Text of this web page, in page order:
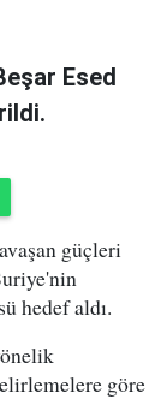
Esed
güçleri
hedef aldı.
göre